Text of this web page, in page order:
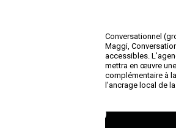
Conversationnel
Maggi,
accessibles.
mettra en œuvre
complémentaire à
l'ancrage local de